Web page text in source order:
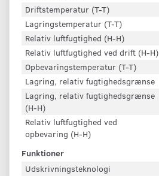
Driftstemperatur (T-T)
Lagringstemperatur (T-T)
Relativ luftfugtighed (H-H)
Relativ luftfugtighed ved drift (H-H)
Opbevaringstemperatur (T-T)
Lagring, relativ fugtighedsgrænse
Lagring, relativ fugtighedsgrænse
(H-H)
Relativ luftfugtighed ved
opbevaring (H-H)
Funktioner
Udskrivningsteknologi